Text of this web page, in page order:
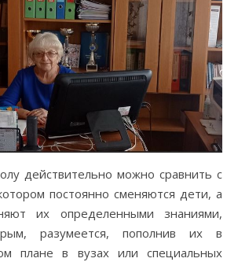
действительно можно сравнить с
постоянно сменяются дети, а
их определенными знаниями,
разумеется, пополнив их в
плане в вузах или специальных